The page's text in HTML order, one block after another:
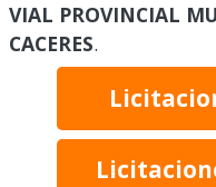
VIAL PROVINCIAL
CACERES.